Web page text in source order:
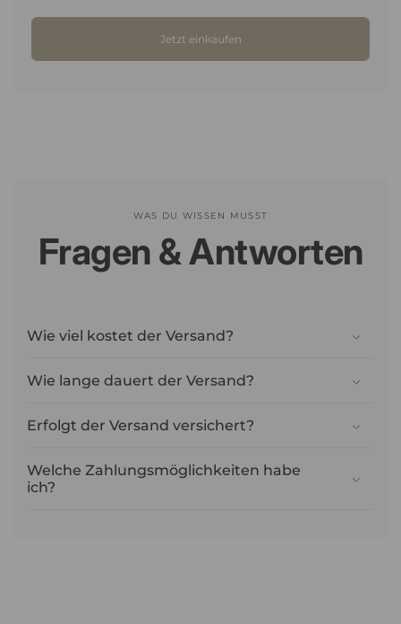
Jetzt einkaufen
WAS DU WISSEN MUSST
Fragen & Antworten
Wie viel kostet der Versand?
Wie lange dauert der Versand?
Erfolgt der Versand versichert?
Welche Zahlungsmöglichkeiten habe
ich?